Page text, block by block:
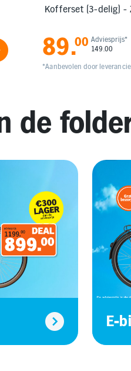
Kofferset (3-delig) -
89.00 Adviesprijs*
149.00
*Aanbevolen door
de
E-